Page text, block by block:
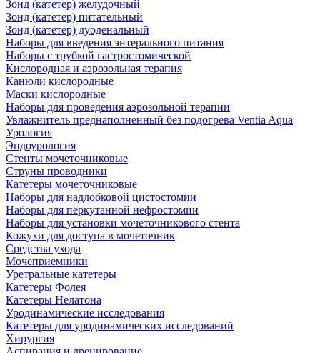
Зонд (катетер) желудочный
Зонд (катетер) питательный
Зонд (катетер) дуоденальный
Наборы для введения энтерального питания
Наборы с трубкой гастростомической
Кислородная и аэрозольная терапия
Канюли кислородные
Маски кислородные
Наборы для проведения аэрозольной терапии
Увлажнитель преднаполненный без подогрева Ventia Aqua
Урология
Эндоурология
Стенты мочеточниковые
Струны проводники
Катетеры мочеточниковые
Наборы для надлобковой цистостомии
Наборы для перкутанной нефростомии
Наборы для установки мочеточникового стента
Кожухи для доступа в мочеточник
Средства ухода
Мочеприемники
Уретральные катетеры
Катетеры Фолея
Катетеры Нелатона
Уродинамические исследования
Катетеры для уродинамических исследований
Хирургия